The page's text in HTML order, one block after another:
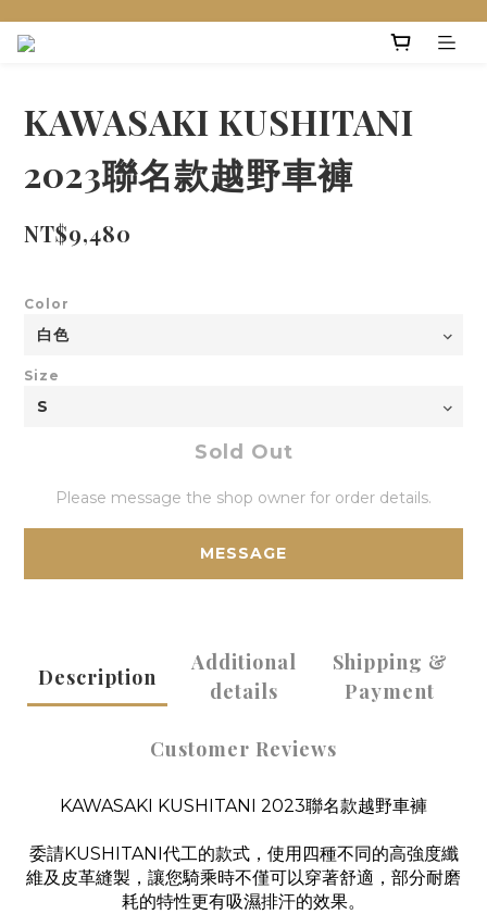
KAWASAKI KUSHITANI
2023聯名款越野車褲
NT$9,480
Color
Size
Sold Out
Please message the shop owner for order details.
MESSAGE
Description
Additional
details
Shipping &
Payment
Customer Reviews
KAWASAKI KUSHITANI 2023聯名款越野車褲
委請KUSHITANI代工的款式，使用四種不同的高強度纖
維及皮革縫製，讓您騎乘時不僅可以穿著舒適，部分耐磨
耗的特性更有吸濕排汗的效果。